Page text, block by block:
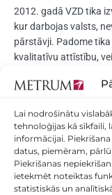
Lai nodrošinātu
tehnoloģijas kā sīkfaili,
informācijai.
datus, piemēram,
Piekrišanas
ietekmēt noteiktas
statistiskās un
2012. gadā VZD tika
kur darbojas valsts,
pārstāvji. Padome
kvalitatīvu attīstību,
piemērošanu un to
METRUM Kadastrālās
Ciematnieks.